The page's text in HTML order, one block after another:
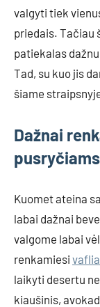
valgyti tiek
priedais. Tačiau
patiekalas
Tad, su kuo jis
šiame
Dažnai
pusryčiams
Kuomet ateina
labai dažnai
valgome labai
renkamiesi
laikyti desertu
kiaušinis,